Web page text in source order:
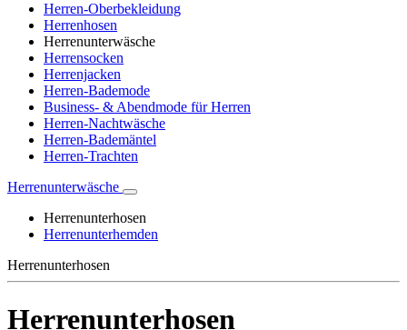
Herren-Oberbekleidung
Herrenhosen
Herrenunterwäsche
Herrensocken
Herrenjacken
Herren-Bademode
Business- & Abendmode für Herren
Herren-Nachtwäsche
Herren-Bademäntel
Herren-Trachten
Herrenunterwäsche
Herrenunterhosen
Herrenunterhemden
Herrenunterhosen
Herrenunterhosen